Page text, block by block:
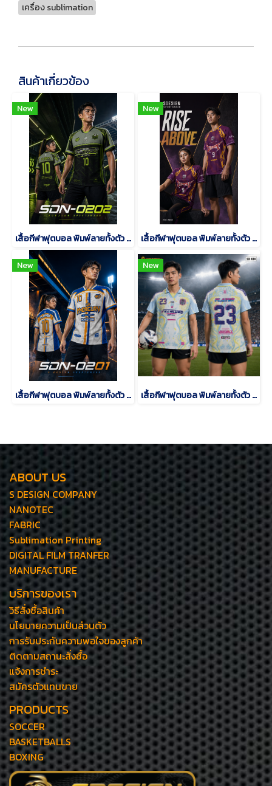
เครื่อง sublimation
สินค้าเกี่ยวข้อง
New
เสื้อกีฬาฟุตบอล พิมพ์ลายทั้งตัว เนื้อผ้า "นาโนเทค"SDN-0202
New
เสื้อกีฬาฟุตบอล พิมพ์ลายทั้งตัว เนื้อผ้า "นาโนเทค"SD-500
New
เสื้อกีฬาฟุตบอล พิมพ์ลายทั้งตัว เนื้อผ้า "นาโนเทค"SDN-0201
New
เสื้อกีฬาฟุตบอล พิมพ์ลายทั้งตัว เนื้อผ้า "นาโนเทค"SD-484
ABOUT US
S DESIGN COMPANY
NANOTEC
FABRIC
Sublimation Printing
DIGITAL FILM TRANFER
MANUFACTURE
บริการของเรา
วิธีสั่งซื้อสินค้า
นโยบายความเป็นส่วนตัว
การรับประกันความพอใจของลูกค้า
ติดตามสถานะสั่งซื้อ
แจ้งการชำระ
สมัครตัวแทนขาย
PRODUCTS
SOCCER
BASKETBALLS
BOXING